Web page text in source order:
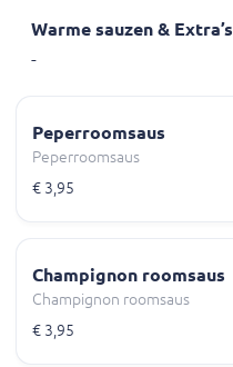
Warme sauzen & Extra’s
-
Peperroomsaus
Peperroomsaus
€ 3,95
Champignon roomsaus
Champignon roomsaus
€ 3,95